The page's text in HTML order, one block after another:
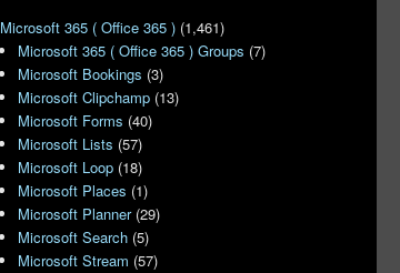
Microsoft 365 ( Office 365 ) (1,461)
Microsoft 365 ( Office 365 ) Groups (7)
Microsoft Bookings (3)
Microsoft Clipchamp (13)
Microsoft Forms (40)
Microsoft Lists (57)
Microsoft Loop (18)
Microsoft Places (1)
Microsoft Planner(29)
Microsoft Search (5)
Microsoft Stream (57)